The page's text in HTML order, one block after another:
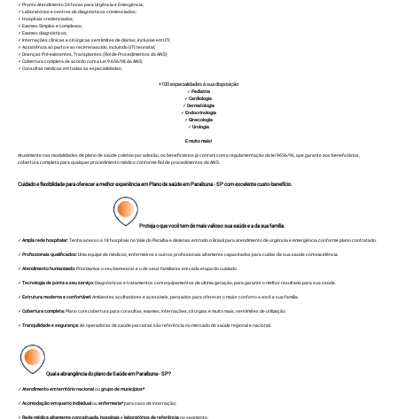
✓ Pronto Atendimento 24 horas para Urgência e Emergência;
✓ Laboratórios e centros de diagnósticos credenciados;
✓ Hospitais credenciados;
✓ Exames Simples e complexos;
✓ Exames diagnósticos;
✓ Internações clínicas e cirúrgicas sem limites de diárias, inclusive em UTI;
✓ Assistência ao parto e ao recém-nascido, incluindo UTI neonatal;
✓ Doenças Pré-existentes, Transplantes (Rol de Procedimentos da ANS)
✓ Cobertura completa de acordo com a Lei 9.656/98 da ANS;
✓ Consultas médicas em todas as especialidades;
+100 especialidades à sua disposição
✓ Pediatria
✓Cardiologia
✓ Dermatologia
✓ Endocrinologia
✓ Ginecologia
✓ Urologia
E muito mais!
Atualmente nas modalidades de plano de saúde coletivo por adesão, os beneficiários já contam com a regulamentação da lei 9656/96, que garante aos beneficiários,
cobertura completa para qualquer procedimento médico conformeRol de procedimentos da ANS.
Cuidado e flexibilidade para oferecer a melhor experiência em Plano de saúde em Paraibuna - SP com excelente custo-benefício.
Proteja o que você tem de mais valioso: sua saúde e a da sua família.
✓Ampla rede hospitalar:Tenha acesso a 18 hospitais no Vale do Paraíba e dezenas em todo o Brasil para atendimento de urgência e emergência conforme plano contratado.
✓Profissionais qualificados:Uma equipe de médicos, enfermeiros e outros profissionais altamente capacitados para cuidar da sua saúde com excelência.
✓Atendimento humanizado:Priorizamos o seu bem-estar e o de seus familiares em cada etapa do cuidado.
✓Tecnologia de ponta a seu serviço:Diagnósticos e tratamentos com equipamentos de última geração, para garantir o melhor resultado para sua saúde.
✓Estrutura moderna e confortável:Ambientes acolhedores e acessíveis, pensados para oferecer o maior conforto a você e sua família.
✓Cobertura completa:Plano com cobertura para consultas, exames, internações, cirurgias e muito mais, sem limites de utilização.
✓Tranquilidade e segurança:As operadoras de saúde parceiras são referência no mercado de saúde regional e nacional.
Qual a abrangência do plano de Saúde em Paraibuna - SP?
✓Atendimento em território nacionalougrupo de municípios*
✓Acomodação em quarto individualouenfermaria*para caso de internação,
✓Rede médica altamente conceituada, hospitaiselaboratórios de referênciano segmento.